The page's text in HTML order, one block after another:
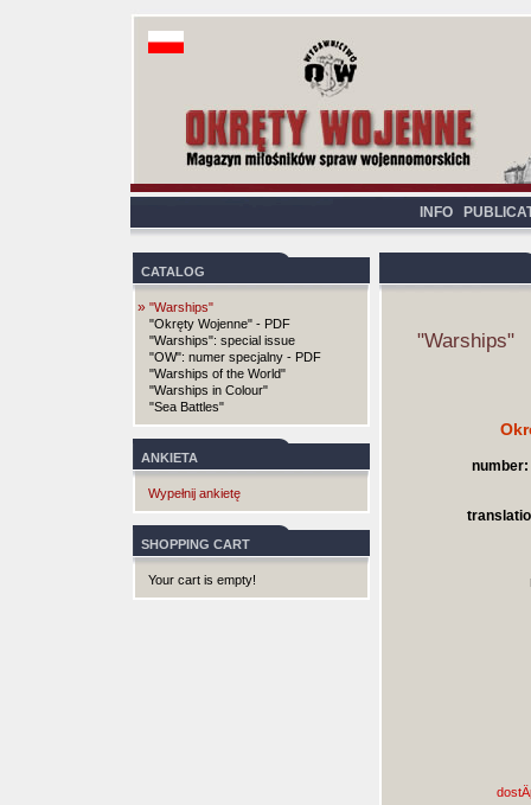
INFO
CATALOG
» "Warships"
"Okręty Wojenne" - PDF
"Warships": special issue
"OW": numer specjalny - PDF
"Warships of the World"
"Warships in Colour"
"Sea Battles"
ANKIETA
Wypełnij ankietę
SHOPPING CART
Your cart is empty!
"Warships"
number: